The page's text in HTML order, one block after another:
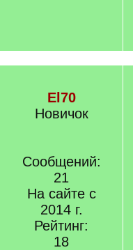
El70
Новичок
Сообщений:
21
На сайте с
2014 г.
Рейтинг:
18